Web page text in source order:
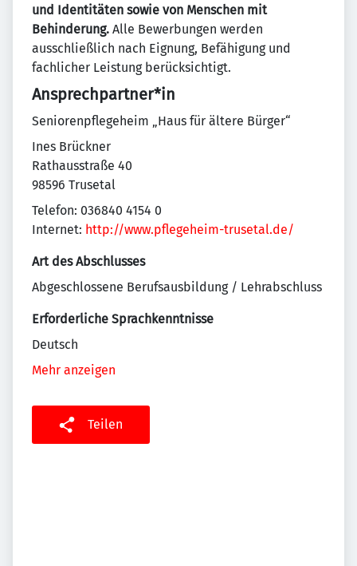
und Identitäten sowie von Menschen mit
Behinderung. Alle Bewerbungen werden
ausschließlich nach Eignung, Befähigung und
fachlicher Leistung berücksichtigt.
Ansprechpartner*in
Seniorenpflegeheim „Haus für ältere Bürger“
Ines Brückner
Rathausstraße 40
98596 Trusetal
Telefon: 036840 4154 0
Internet: http://www.pflegeheim-trusetal.de/
Art des Abschlusses
Abgeschlossene Berufsausbildung / Lehrabschluss
Erforderliche Sprachkenntnisse
Deutsch
Mehr anzeigen
Teilen